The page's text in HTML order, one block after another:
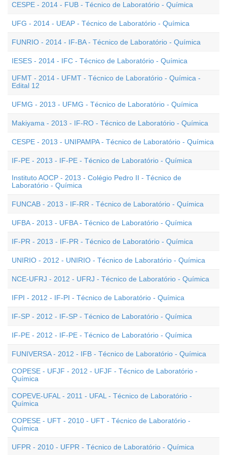
CESPE - 2014 - FUB - Técnico de Laboratório - Química
UFG - 2014 - UEAP - Técnico de Laboratório - Química
FUNRIO - 2014 - IF-BA - Técnico de Laboratório - Química
IESES - 2014 - IFC - Técnico de Laboratório - Química
UFMT - 2014 - UFMT - Técnico de Laboratório - Química -
Edital 12
UFMG - 2013 - UFMG - Técnico de Laboratório - Química
Makiyama - 2013 - IF-RO - Técnico de Laboratório - Química
CESPE - 2013 - UNIPAMPA - Técnico de Laboratório - Química
IF-PE - 2013 - IF-PE - Técnico de Laboratório - Química
Instituto AOCP - 2013 - Colégio Pedro II - Técnico de
Laboratório - Química
FUNCAB - 2013 - IF-RR - Técnico de Laboratório - Química
UFBA - 2013 - UFBA - Técnico de Laboratório - Química
IF-PR - 2013 - IF-PR - Técnico de Laboratório - Química
UNIRIO - 2012 - UNIRIO - Técnico de Laboratório - Química
NCE-UFRJ - 2012 - UFRJ - Técnico de Laboratório - Química
IFPI - 2012 - IF-PI - Técnico de Laboratório - Química
IF-SP - 2012 - IF-SP - Técnico de Laboratório - Química
IF-PE - 2012 - IF-PE - Técnico de Laboratório - Química
FUNIVERSA - 2012 - IFB - Técnico de Laboratório - Química
COPESE - UFJF - 2012 - UFJF - Técnico de Laboratório -
Química
COPEVE-UFAL - 2011 - UFAL - Técnico de Laboratório -
Química
COPESE - UFT - 2010 - UFT - Técnico de Laboratório -
Química
UFPR - 2010 - UFPR - Técnico de Laboratório - Química